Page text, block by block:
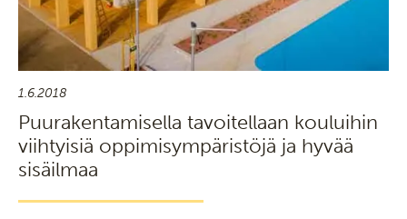
1.6.2018
Puurakentamisella tavoitellaan kouluihin
viihtyisiä oppimisympäristöjä ja hyvää
sisäilmaa